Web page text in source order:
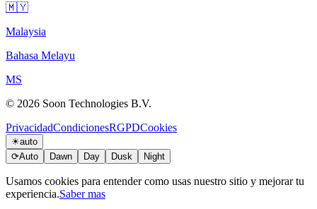
🇲🇾
Malaysia
Bahasa Melayu
MS
© 2026 Soon Technologies B.V.
PrivacidadCondicionesRGPDCookies
☀auto
⟳Auto Dawn Day Dusk Night
Usamos cookies para entender como usas nuestro sitio y mejorar tu
experiencia.Saber mas